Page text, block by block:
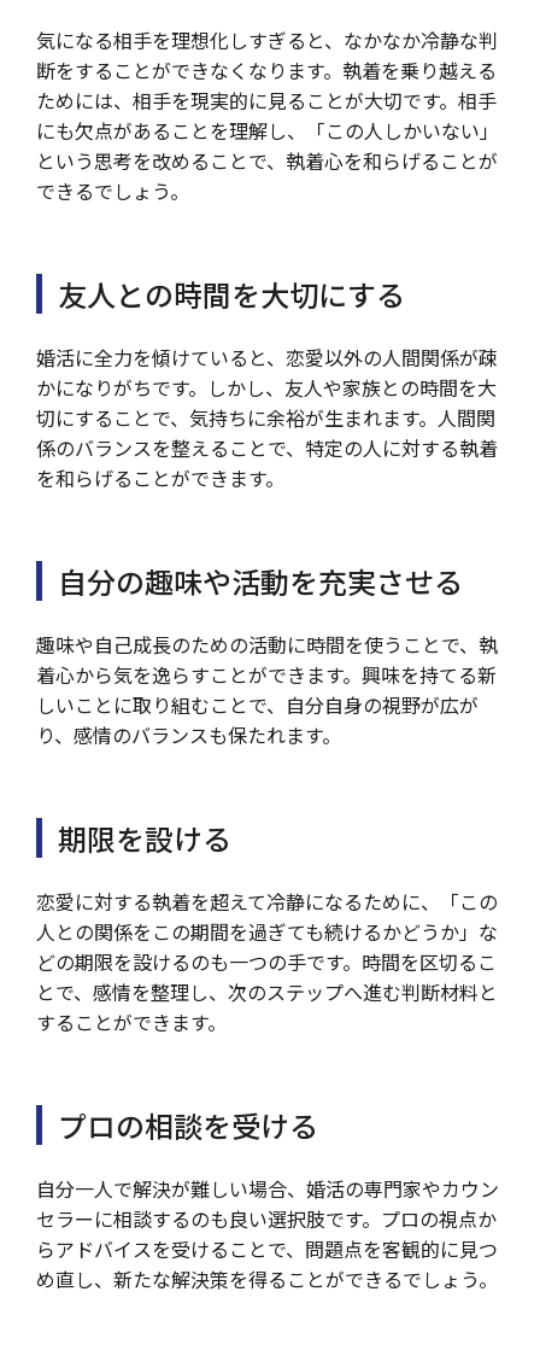
気になる相手を理想化しすぎると、なかなか冷静な判
断をすることができなくなります。執着を乗り越える
ためには、相手を現実的に見ることが大切です。相手
にも欠点があることを理解し、「この人しかいない」
という思考を改めることで、執着心を和らげることが
できるでしょう。
友人との時間を大切にする
婚活に全力を傾けていると、恋愛以外の人間関係が疎
かになりがちです。しかし、友人や家族との時間を大
切にすることで、気持ちに余裕が生まれます。人間関
係のバランスを整えることで、特定の人に対する執着
を和らげることができます。
自分の趣味や活動を充実させる
趣味や自己成長のための活動に時間を使うことで、執
着心から気を逸らすことができます。興味を持てる新
しいことに取り組むことで、自分自身の視野が広が
り、感情のバランスも保たれます。
期限を設ける
恋愛に対する執着を超えて冷静になるために、「この
人との関係をこの期間を過ぎても続けるかどうか」な
どの期限を設けるのも一つの手です。時間を区切るこ
とで、感情を整理し、次のステップへ進む判断材料と
することができます。
プロの相談を受ける
自分一人で解決が難しい場合、婚活の専門家やカウン
セラーに相談するのも良い選択肢です。プロの視点か
らアドバイスを受けることで、問題点を客観的に見つ
め直し、新たな解決策を得ることができるでしょう。